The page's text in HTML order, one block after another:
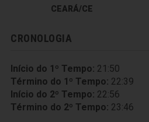
CEARÁ/CE
CRONOLOGIA
Início do 1º Tempo: 21:50
Término do 1º Tempo: 22:39
Início do 2º Tempo: 22:56
Término do 2º Tempo: 23:46